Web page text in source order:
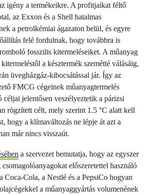
igény a termékeikre. A profitjaikat féltő
az Exxon és a Shell hatalmas
a petrolkémiai ágazaton belül, és egyre
felé fordulnak, hogy továbbra is
fosszilis kitermeléseiket. A műanyag
a késztermék szemétté válásáig,
üvegházgáz-kibocsátással jár. Így az
FMCG cégeinek műanyagtermelés
céljai jelentősen veszélyeztetik a párizsi
rögzített célt, mely szerint 1.5 °C alatt kell
hogy a klímaváltozás ne lépje át azt a
már nincs visszaút.
a szervezet bemutatja, hogy az egyszer
előszeretettel használó
Coca-Cola, a Nestlé és a PepsiCo hogyan
a műanyaggyártás volumenének